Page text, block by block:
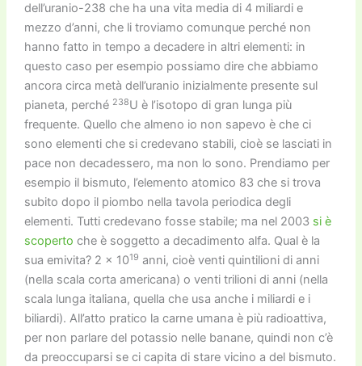
dell’uranio-238 che ha una vita media di 4 miliardi e
mezzo d’anni, che li troviamo comunque perché non
hanno fatto in tempo a decadere in altri elementi: in
questo caso per esempio possiamo dire che abbiamo
ancora circa metà dell’uranio inizialmente presente sul
pianeta, perché 238U è l’isotopo di gran lunga più
frequente. Quello che almeno io non sapevo è che ci
sono elementi che si credevano stabili, cioè se lasciati in
pace non decadessero, ma non lo sono. Prendiamo per
esempio il bismuto, l’elemento atomico 83 che si trova
subito dopo il piombo nella tavola periodica degli
elementi. Tutti credevano fosse stabile; ma nel 2003 si è
scoperto che è soggetto a decadimento alfa. Qual è la
sua emivita? 2 × 1019 anni, cioè venti quintilioni di anni
(nella scala corta americana) o venti trilioni di anni (nella
scala lunga italiana, quella che usa anche i miliardi e i
biliardi). All’atto pratico la carne umana è più radioattiva,
per non parlare del potassio nelle banane, quindi non c’è
da preoccuparsi se ci capita di stare vicino a del bismuto.